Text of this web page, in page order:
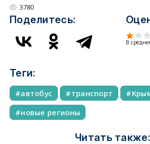
3780
Поделитесь:
В
Теги:
автобус транспорт
новые регионы
Читать также: